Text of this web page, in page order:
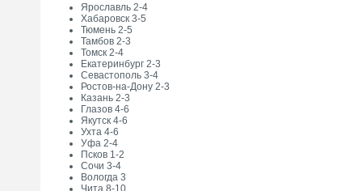
Ярославль 2-4
Хабаровск 3-5
Тюмень 2-5
Тамбов 2-3
Томск 2-4
Екатеринбург 2-3
Севастополь 3-4
Ростов-на-Дону 2-3
Казань 2-3
Глазов 4-6
Якутск 4-6
Ухта 4-6
Уфа 2-4
Псков 1-2
Сочи 3-4
Вологда 3
Чита 8-10